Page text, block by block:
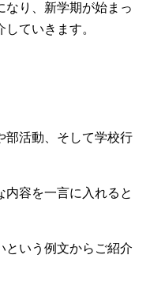
なり、新学期が始まっ
ていきます。
部活動、そして学校行
容を一言に入れると
という例文からご紹介